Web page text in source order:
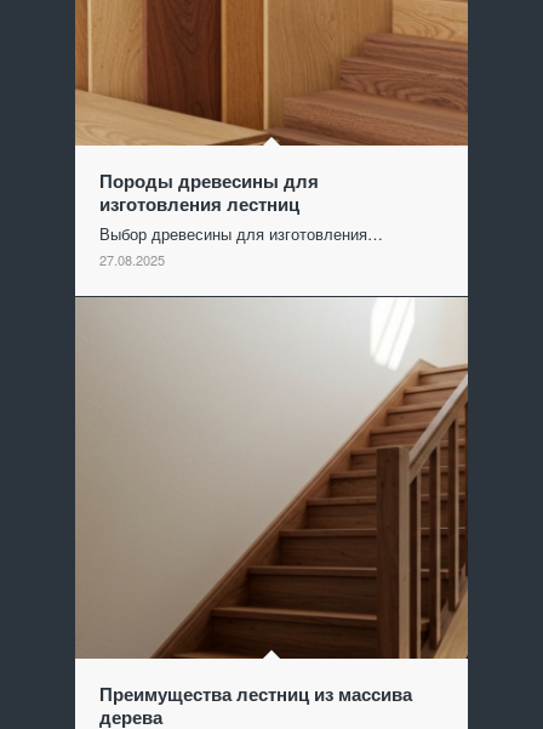
Породы древесины для
изготовления лестниц
Выбор древесины для изготовления…
27.08.2025
Преимущества лестниц из массива
дерева